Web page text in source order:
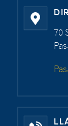
70